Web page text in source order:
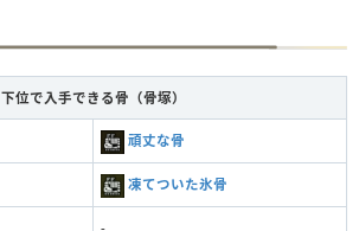
下位で入手できる骨（骨塚）
頑丈な骨
凍てついた氷骨